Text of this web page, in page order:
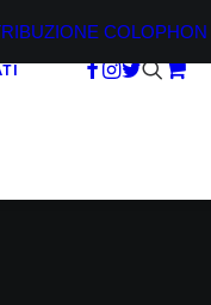
COLOPHON